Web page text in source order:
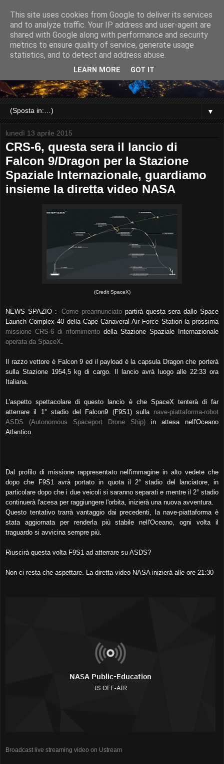
▼
lunedì 13 aprile 2015
CRS-6, questa sera il lancio di
Falcon 9/Dragon per la Stazione
Spaziale Internazionale, guardiamo
insieme la diretta video NASA
(Credit SpaceX)
NEWS SPAZIO :-Come preannunciato partirà questa sera dallo Space
Launch Complex 40 della Cape Canaveral Air Force Station la prossima
missione CRS-6 di rifornimento della Stazione Spaziale Internazionale
operata da SpaceX
Il razzo vettore è Falcon 9 ed il payload è la capsula Dragon che porterà
sulla Stazione 1954,5 kg di cargo. Il lancio avrà luogo alle 22:33 ora
Italiana.
L'aspetto spettacolare di questo lancio è che SpaceX tenterà di far
atterrare il 1° stadio del Falcon9 (F9S1) sulla nave-piattaforma-robot
ASDS (Autonomous Spaceport Drone Ship) in attesa nell'Oceano
Atlantico.
Dal profilo di missione rappresentato nell'immagine in alto vedete che
dopo che F9S1 avrà portato in quota il 2° stadio del lanciatore, in
particolare dopo che i due veicoli si saranno separati e mentre il 2° stadio
continuerà l'acesa per raggiungere l'orbita, inizierà una nuova avventura.
Questo tentativo trarrà vantaggio dai precedenti, la nave-piattaforma è
stata aggiornata per renderla più stabile nell'Oceano, ogni volta il
traguardo si avvicina sempre più.
Riuscirà questa volta F9S1 ad atterrare su ASDS?
Non ci resta che aspettare. La diretta video NASA inizierà alle ore 21:30
Broadcast live streaming video on Ustream
This site uses cookies from Google to deliver its services
and to analyze traffic. Your IP address and user-agent are
shared with Google along with performance and security
metrics to ensure quality of service, generate usage
statistics, and to detect and address abuse.
LEARN MORE GOT IT